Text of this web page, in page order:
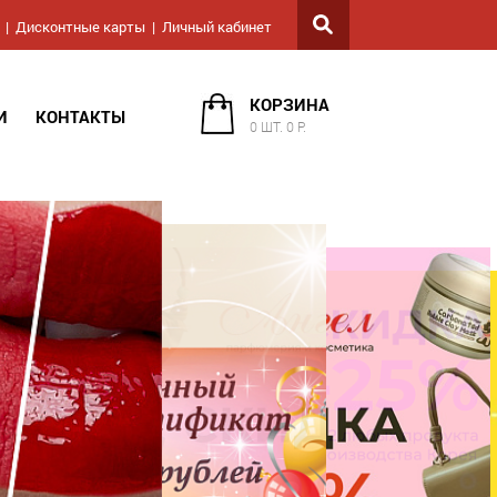
Дисконтные карты Личный кабинет
КОНТАКТЫ
КОРЗИНА
0 ШТ. 0 Р.